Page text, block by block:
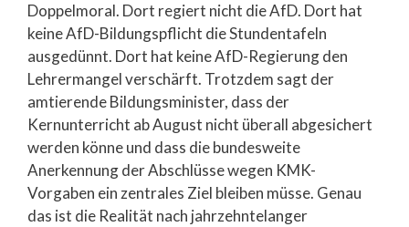
Doppelmoral. Dort regiert nicht die AfD. Dort hat
keine AfD-Bildungspflicht die Stundentafeln
ausgedünnt. Dort hat keine AfD-Regierung den
Lehrermangel verschärft. Trotzdem sagt der
amtierende Bildungsminister, dass der
Kernunterricht ab August nicht überall abgesichert
werden könne und dass die bundesweite
Anerkennung der Abschlüsse wegen KMK-
Vorgaben ein zentrales Ziel bleiben müsse. Genau
das ist die Realität nach jahrzehntelanger